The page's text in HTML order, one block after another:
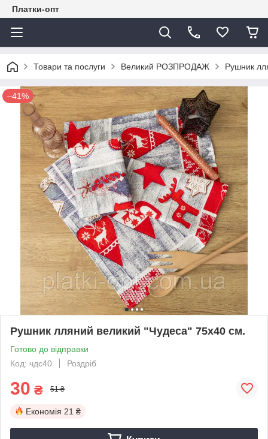
Платки-опт
Товари та послуги Великий РОЗПРОДАЖ Рушник
–41%
Рушник лляний великий "Чудеса" 75х40 см.
Готово до відправки
Код: чдс40
Роздріб
30 ₴ 51 ₴
Економія 21 ₴